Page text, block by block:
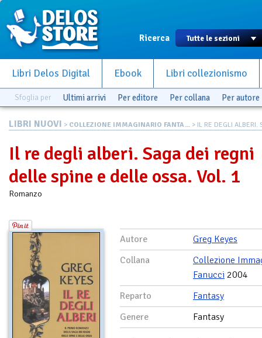
Ricerca
Libri Delos Digital Ebook Libri collezionismo
Sfoglia per Ultimi arrivi Per editore Per collana Per autore
LIBRI NUOVI > COLLEZIONE IMMAGINARIO FANTA... > IL RE DEGLI ALBERI.
Il re degli alberi. Saga dei regni
delle spine e delle ossa. Vol. 1
Romanzo
Autore
Greg Keyes
Collana
Collezione
Fanucci 2004
Reparto
Fantasy
Genere
Fantasy